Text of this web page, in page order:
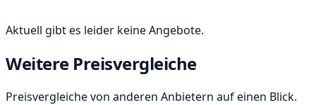
Aktuell gibt es leider keine Angebote.
Weitere Preisvergleiche
Preisvergleiche von anderen Anbietern auf einen Blick.